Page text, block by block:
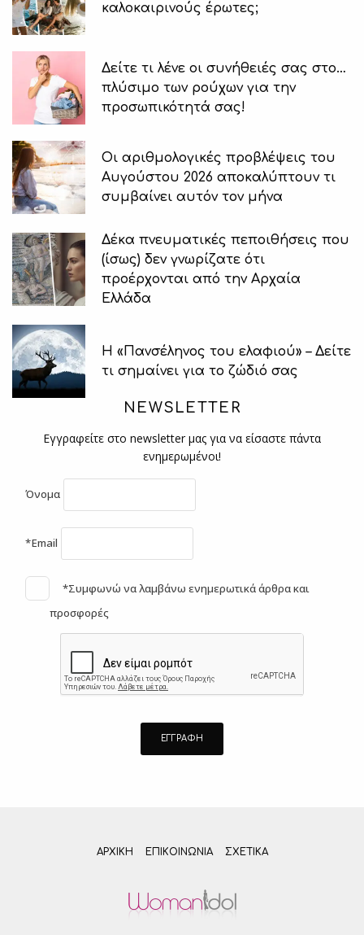
καλοκαιρινούς έρωτες;
Δείτε τι λένε οι συνήθειές σας στο…
πλύσιμο των ρούχων για την
προσωπικότητά σας!
Οι αριθμολογικές προβλέψεις του
Αυγούστου 2026 αποκαλύπτουν τι
συμβαίνει αυτόν τον μήνα
Δέκα πνευματικές πεποιθήσεις που
(ίσως) δεν γνωρίζατε ότι
προέρχονται από την Αρχαία
Ελλάδα
Η «Πανσέληνος του ελαφιού» – Δείτε
τι σημαίνει για το ζώδιό σας
NEWSLETTER
Εγγραφείτε στο newsletter μας για να είσαστε πάντα
ενημερωμένοι!
Όνομα
*Email
*Συμφωνώ να λαμβάνω ενημερωτικά άρθρα και
προσφορές
ΑΡΧΙΚΗ ΕΠΙΚΟΙΝΩΝΊΑ ΣΧΕΤΙΚΆ